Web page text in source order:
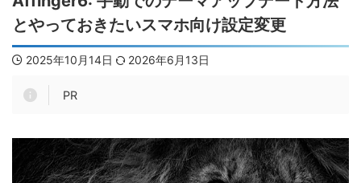
とやっておきたいスマホ向け設定変更
2025年10月14日 2026年6月13日
PR